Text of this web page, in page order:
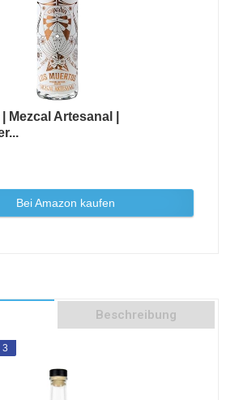
Mezcal Artesanal |
Bei Amazon kaufen
Beschreibung
3